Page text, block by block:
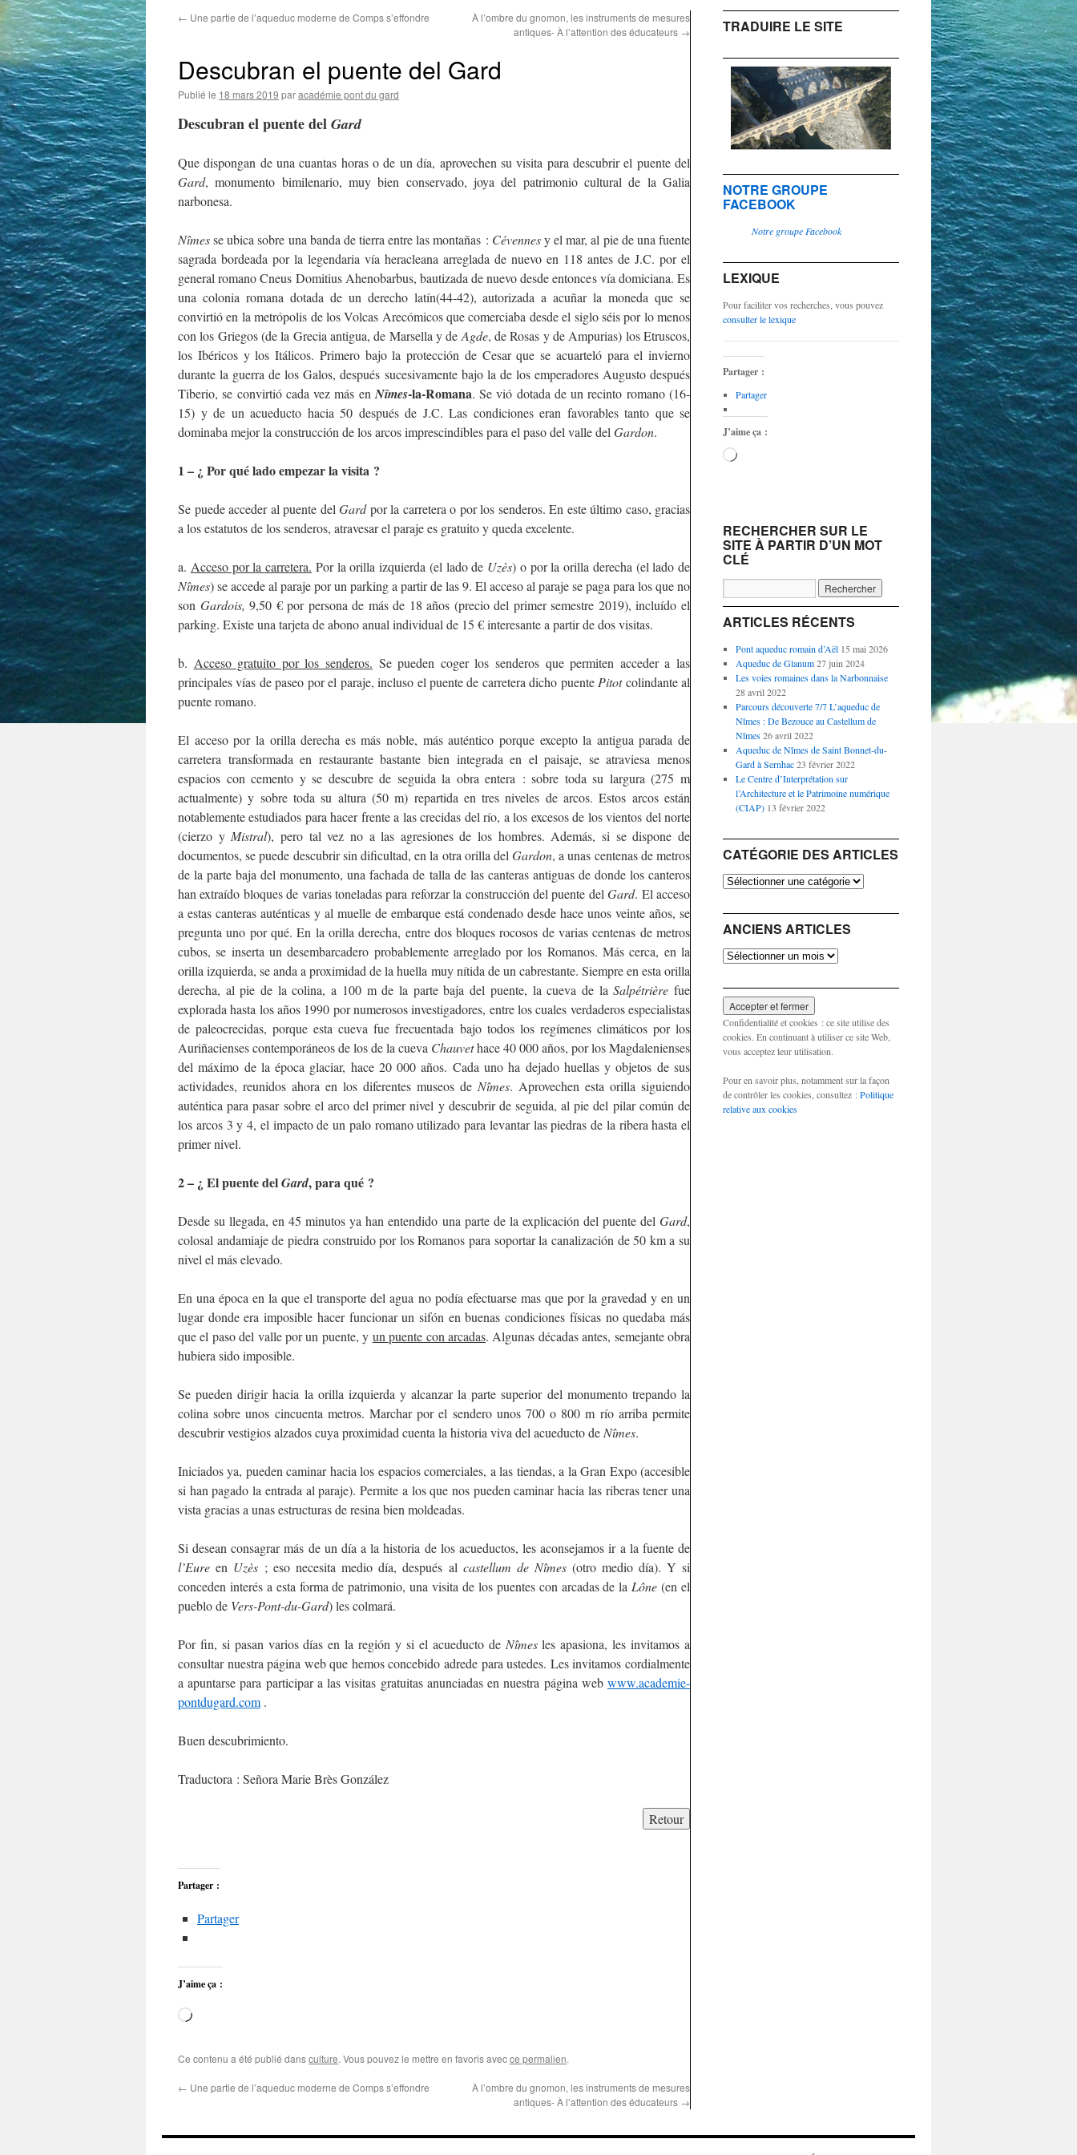
← Une partie de l’aqueduc moderne de Comps s’effondre
À l’ombre du gnomon, les instruments de mesures
antiques- À l’attention des éducateurs →
Descubran el puente del Gard
Publié le 18 mars 2019 paracadémie pont du gard
Descubran el puente del Gard
Que dispongan de una cuantas horas o de un día, aprovechen su visita para descubrir el puente del
Gard, monumento bimilenario, muy bien conservado, joya del patrimonio cultural de la Galia
narbonesa.
Nîmesse ubica sobre una banda de tierra entre las montañas : Cévennesy el mar, al pie de una fuente
sagrada bordeada por la legendaria vía heracleana arreglada de nuevo en 118 antes de J.C. por el
general romano Cneus Domitius Ahenobarbus, bautizada de nuevo desde entonces vía domiciana. Es
una colonia romana dotada de un derecho latín(44-42), autorizada a acuñar la moneda que se
convirtió en la metrópolis de los Volcas Arecómicos que comerciaba desde el siglo séis por lo menos
con los Griegos (de la Grecia antigua, de Marsella y de Agde, de Rosas y de Ampurias) los Etruscos,
los Ibéricos y los Itálicos. Primero bajo la protección de Cesar que se acuarteló para el invierno
durante la guerra de los Galos, después sucesivamente bajo la de los emperadores Augusto después
Tiberio, se convirtió cada vez más en Nîmes-la-Romana. Se vió dotada de un recinto romano (16-
15) y de un acueducto hacia 50 después de J.C. Las condiciones eran favorables tanto que se
dominaba mejor la construcción de los arcos imprescindibles para el paso del valle del Gardon.
1 – ¿ Por qué lado empezar la visita ?
Se puede acceder al puente del Gardpor la carretera o por los senderos. En este último caso, gracias
a los estatutos de los senderos, atravesar el paraje es gratuito y queda excelente.
a. Acceso por la carretera. Por la orilla izquierda (el lado de Uzès) o por la orilla derecha (el lado de
Nîmes) se accede al paraje por un parking a partir de las 9. El acceso al paraje se paga para los que no
son Gardois,9,50 € por persona de más de 18 años (precio del primer semestre 2019), incluído el
parking. Existe una tarjeta de abono anual individual de 15 € interesante a partir de dos visitas.
b. Acceso gratuito por los senderos. Se pueden coger los senderos que permiten acceder a las
principales vías de paseo por el paraje, incluso el puente de carretera dicho puente Pitotcolindante al
puente romano.
El acceso por la orilla derecha es más noble, más auténtico porque excepto la antigua parada de
carretera transformada en restaurante bastante bien integrada en el paisaje, se atraviesa menos
espacios con cemento y se descubre de seguida la obra entera : sobre toda su largura (275 m
actualmente) y sobre toda su altura (50 m) repartida en tres niveles de arcos. Estos arcos están
notablemente estudiados para hacer frente a las crecidas del río, a los excesos de los vientos del norte
(cierzo y Mistral), pero tal vez no a las agresiones de los hombres. Además, si se dispone de
documentos, se puede descubrir sin dificultad, en la otra orilla delGardon, a unas centenas de metros
de la parte baja del monumento, una fachada de talla de las canteras antiguas de donde los canteros
han extraído bloques de varias toneladas para reforzar la construcción del puente del Gard. El acceso
a estas canteras auténticas y al muelle de embarque está condenado desde hace unos veinte años, se
pregunta uno por qué. En la orilla derecha, entre dos bloques rocosos de varias centenas de metros
cubos, se inserta un desembarcadero probablemente arreglado por los Romanos. Más cerca, en la
orilla izquierda, se anda a proximidad de la huella muy nítida de un cabrestante. Siempre en esta orilla
derecha, al pie de la colina, a 100 m de la parte baja del puente, la cueva de laSalpétrière fue
explorada hasta los años 1990 por numerosos investigadores, entre los cuales verdaderos especialistas
de paleocrecidas, porque esta cueva fue frecuentada bajo todos los regímenes climáticos por los
Auriñacienses contemporáneos de los de la cueva Chauvethace 40 000 años, por los Magdalenienses
del máximo de la época glaciar, hace 20 000 años. Cada uno ha dejado huellas y objetos de sus
actividades, reunidos ahora en los diferentes museos de Nîmes. Aprovechen esta orilla siguiendo
auténtica para pasar sobre el arco del primer nivel y descubrir de seguida, al pie del pilar común de
los arcos 3 y 4, el impacto de un palo romano utilizado para levantar las piedras de la ribera hasta el
primer nivel.
2 – ¿ El puente delGard, para qué ?
Desde su llegada, en 45 minutos ya han entendido una parte de la explicación del puente del Gard,
colosal andamiaje de piedra construido por los Romanos para soportar la canalización de 50 km a su
nivel el más elevado.
En una época en la que el transporte del agua no podía efectuarse mas que por la gravedad y en un
lugar donde era imposible hacer funcionar un sifón en buenas condiciones físicas no quedaba más
que el paso del valle por un puente, y un puente con arcadas. Algunas décadas antes, semejante obra
hubiera sido imposible.
Se pueden dirigir hacia la orilla izquierda y alcanzar la parte superior del monumento trepando la
colina sobre unos cincuenta metros. Marchar por el sendero unos 700 o 800 m río arriba permite
descubrir vestigios alzados cuya proximidad cuenta la historia viva del acueducto de Nîmes.
Iniciados ya, pueden caminar hacia los espacios comerciales, a las tiendas, a la Gran Expo (accesible
si han pagado la entrada al paraje). Permite a los que nos pueden caminar hacia las riberas tener una
vista gracias a unas estructuras de resina bien moldeadas.
Si desean consagrar más de un día a la historia de los acueductos, les aconsejamos ir a la fuente de
l’Eureen Uzès ; eso necesita medio día, después al castellum de Nîmes(otro medio día). Y si
conceden interés a esta forma de patrimonio, una visita de los puentes con arcadas de la Lône (en el
pueblo de Vers-Pont-du-Gard) les colmará.
Por fin, si pasan varios días en la región y si el acueducto de Nîmesles apasiona, les invitamos a
consultar nuestra página web que hemos concebido adrede para ustedes. Les invitamos cordialmente
a apuntarse para participar a las visitas gratuitas anunciadas en nuestra página web www.academie-
pontdugard.com .
Buen descubrimiento.
Traductora : Señora Marie Brès González
Partager :
Partager
J’aime ça :
Chargement…
Ce contenu a été publié dansculture. Vous pouvez le mettre en favoris avecce permalien.
← Une partie de l’aqueduc moderne de Comps s’effondre
À l’ombre du gnomon, les instruments de mesures
antiques- À l’attention des éducateurs →
TRADUIRE LE SITE
NOTRE GROUPE
FACEBOOK
Notre groupe Facebook
LEXIQUE
Pour faciliter vos recherches, vous pouvez
consulter le lexique
Partager :
Partager
J’aime ça :
Chargement…
RECHERCHER SUR LE
SITE À PARTIR D’UN MOT
CLÉ
ARTICLES RÉCENTS
Pont aqueduc romain d’Aël 15 mai 2026
Aqueduc de Glanum 27 juin 2024
Les voies romaines dans la Narbonnaise
28 avril 2022
Parcours découverte 7/7 L’aqueduc de
Nîmes : De Bezouce au Castellum de
Nîmes 26 avril 2022
Aqueduc de Nîmes de Saint Bonnet-du-
Gard à Sernhac 23 février 2022
Le Centre d’Interprétation sur
l’Architecture et le Patrimoine numérique
(CIAP) 13 février 2022
CATÉGORIE DES ARTICLES
Catégorie
ANCIENS ARTICLES
Anciens
Confidentialité et cookies : ce site utilise des
cookies. En continuant à utiliser ce site Web,
vous acceptez leur utilisation.
Pour en savoir plus, notamment sur la façon
de contrôler les cookies, consultez :Politique
relative aux cookies